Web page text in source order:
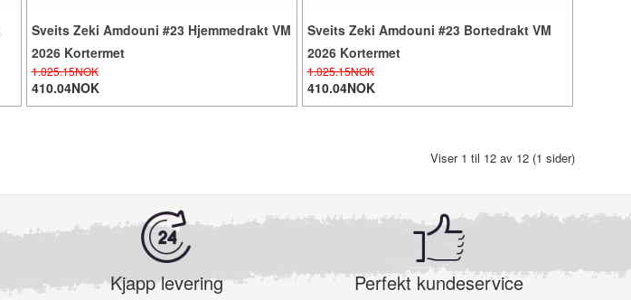
Sveits Zeki Amdouni #23 Hjemmedrakt VM
2026 Kortermet
1.025.15NOK
410.04NOK
Sveits Zeki Amdouni #23 Bortedrakt VM
2026 Kortermet
1.025.15NOK
410.04NOK
Viser 1 til 12 av 12 (1 sider)
Kjapp levering Perfekt kundeservice